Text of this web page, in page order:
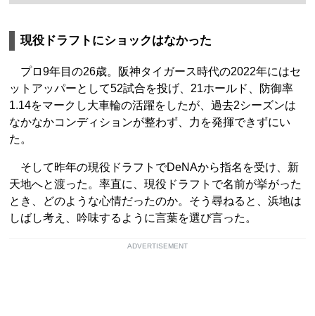
現役ドラフトにショックはなかった
プロ9年目の26歳。阪神タイガース時代の2022年にはセ
ットアッパーとして52試合を投げ、21ホールド、防御率
1.14をマークし大車輪の活躍をしたが、過去2シーズンは
なかなかコンディションが整わず、力を発揮できずにい
た。
そして昨年の現役ドラフトでDeNAから指名を受け、新
天地へと渡った。率直に、現役ドラフトで名前が挙がった
とき、どのような心情だったのか。そう尋ねると、浜地は
しばし考え、吟味するように言葉を選び言った。
ADVERTISEMENT